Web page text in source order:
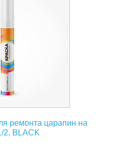
ремонта царапин на
2, BLACK